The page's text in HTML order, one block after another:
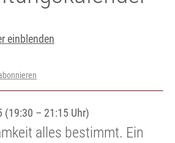
einblenden
– 21:15 Uhr)
alles bestimmt. Ein